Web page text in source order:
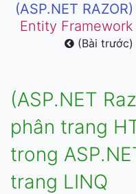
(ASP.NET RAZOR)
Entity Framework
(Bài trước)
(ASP.NET
phân trang
trong
trang LINQ